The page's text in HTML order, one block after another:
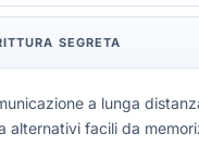
SEGRETA
a lunga
facili da